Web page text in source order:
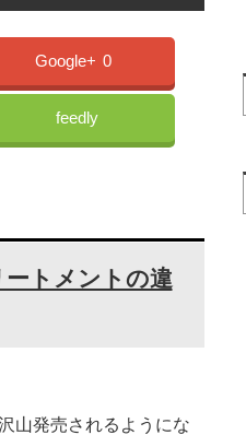
Google+ 0
feedly
トメントの違
山発売されるようにな